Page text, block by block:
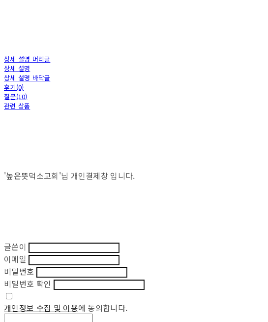
상세 설명 머리글
상세 설명
상세 설명 바닥글
후기(0)
질문(10)
관련 상품
'높은뜻덕소교회'님 개인결제창 입니다.
글쓴이
이메일
비밀번호
비밀번호 확인
개인정보 수집 및 이용에 동의합니다.